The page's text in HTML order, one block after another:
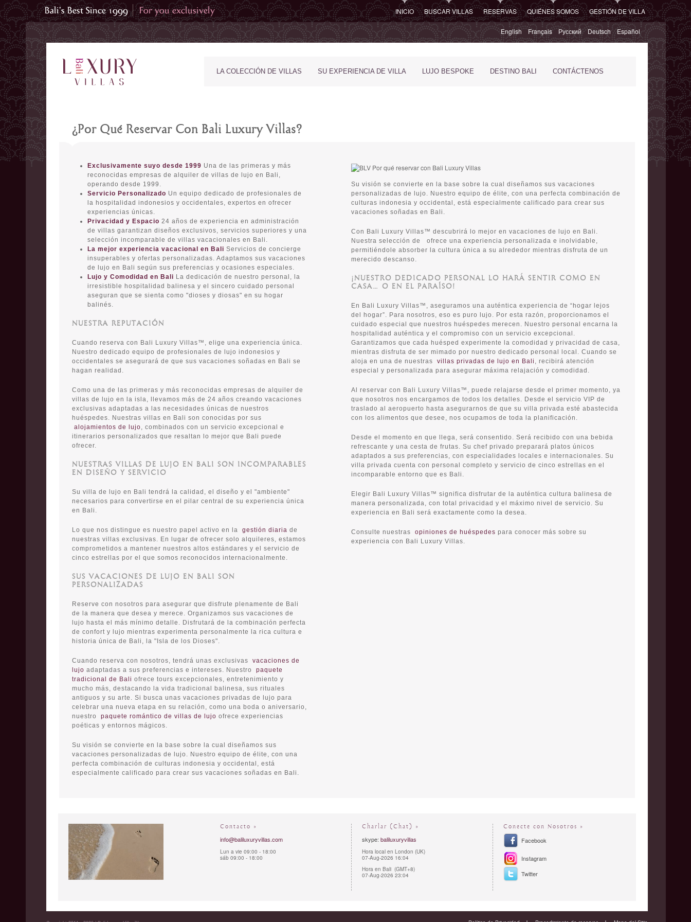
INICIO BUSCAR VILLAS RESERVAS QUIÉNES SOMOS GESTIÓN DE VILLA
English Français Русский Deutsch Español
LA COLECCIÓN DE VILLAS SU EXPERIENCIA DE VILLA LUJO BESPOKE DESTINO BALI CONTÁCTENOS
¿Por Qué Reservar Con Bali Luxury Villas?
Exclusivamente suyo desde 1999 Una de las primeras y más
reconocidas empresas de alquiler de villas de lujo en Bali,
operando desde 1999.
Servicio Personalizado Un equipo dedicado de profesionales de
la hospitalidad indonesios y occidentales, expertos en ofrecer
experiencias únicas.
Privacidad y Espacio 24 años de experiencia en administración
de villas garantizan diseños exclusivos, servicios superiores y una
selección incomparable de villas vacacionales en Bali.
La mejor experiencia vacacional en Bali Servicios de concierge
insuperables y ofertas personalizadas. Adaptamos sus vacaciones
de lujo en Bali según sus preferencias y ocasiones especiales.
Lujo y Comodidad en Bali La dedicación de nuestro personal, la
irresistible hospitalidad balinesa y el sincero cuidado personal
aseguran que se sienta como "dioses y diosas" en su hogar
balinés.
NUESTRA REPUTACIÓN
Cuando reserva con Bali Luxury Villas™, elige una experiencia única.
Nuestro dedicado equipo de profesionales de lujo indonesios y
occidentales se asegurará de que sus vacaciones soñadas en Bali se
hagan realidad.
Como una de las primeras y más reconocidas empresas de alquiler de
villas de lujo en la isla, llevamos más de 24 años creando vacaciones
exclusivas adaptadas a las necesidades únicas de nuestros
huéspedes. Nuestras villas en Bali son conocidas por sus
alojamientos de lujo, combinados con un servicio excepcional e
itinerarios personalizados que resaltan lo mejor que Bali puede
ofrecer.
NUESTRAS VILLAS DE LUJO EN BALI SON INCOMPARABLES
EN DISEÑO Y SERVICIO
Su villa de lujo en Bali tendrá la calidad, el diseño y el "ambiente"
necesarios para convertirse en el pilar central de su experiencia única
en Bali.
Lo que nos distingue es nuestro papel activo en la gestión diaria de
nuestras villas exclusivas. En lugar de ofrecer solo alquileres, estamos
comprometidos a mantener nuestros altos estándares y el servicio de
cinco estrellas por el que somos reconocidos internacionalmente.
SUS VACACIONES DE LUJO EN BALI SON
PERSONALIZADAS
Reserve con nosotros para asegurar que disfrute plenamente de Bali
de la manera que desea y merece. Organizamos sus vacaciones de
lujo hasta el más mínimo detalle. Disfrutará de la combinación perfecta
de confort y lujo mientras experimenta personalmente la rica cultura e
historia única de Bali, la "Isla de los Dioses".
Cuando reserva con nosotros, tendrá unas exclusivas vacaciones de
lujo adaptadas a sus preferencias e intereses. Nuestro paquete
tradicional de Bali ofrece tours excepcionales, entretenimiento y
mucho más, destacando la vida tradicional balinesa, sus rituales
antiguos y su arte. Si busca unas vacaciones privadas de lujo para
celebrar una nueva etapa en su relación, como una boda o aniversario,
nuestro paquete romántico de villas de lujo ofrece experiencias
poéticas y entornos mágicos.
Su visión se convierte en la base sobre la cual diseñamos sus
vacaciones personalizadas de lujo. Nuestro equipo de élite, con una
perfecta combinación de culturas indonesia y occidental, está
especialmente calificado para crear sus vacaciones soñadas en Bali.
Su visión se convierte en la base sobre la cual diseñamos sus vacaciones
personalizadas de lujo. Nuestro equipo de élite, con una perfecta combinación de
culturas indonesia y occidental, está especialmente calificado para crear sus
vacaciones soñadas en Bali.
Con Bali Luxury Villas™ descubrirá lo mejor en vacaciones de lujo en Bali.
Nuestra selección de
ofrece una experiencia personalizada e inolvidable,
permitiéndole absorber la cultura única a su alrededor mientras disfruta de un
merecido descanso.
¡NUESTRO DEDICADO PERSONAL LO HARÁ SENTIR COMO EN
CASA… O EN EL PARAÍSO!
En Bali Luxury Villas™, aseguramos una auténtica experiencia de “hogar lejos
del hogar”. Para nosotros, eso es puro lujo. Por esta razón, proporcionamos el
cuidado especial que nuestros huéspedes merecen. Nuestro personal encarna la
hospitalidad auténtica y el compromiso con un servicio excepcional.
Garantizamos que cada huésped experimente la comodidad y privacidad de casa,
mientras disfruta de ser mimado por nuestro dedicado personal local. Cuando se
aloja en una de nuestrasvillas privadas de lujo en Bali , recibirá atención
especial y personalizada para asegurar máxima relajación y comodidad.
Al reservar con Bali Luxury Villas™, puede relajarse desde el primer momento, ya
que nosotros nos encargamos de todos los detalles. Desde el servicio VIP de
traslado al aeropuerto hasta asegurarnos de que su villa privada esté abastecida
con los alimentos que desee, nos ocupamos de toda la planificación.
Desde el momento en que llega, será consentido. Será recibido con una bebida
refrescante y una cesta de frutas. Su chef privado preparará platos únicos
adaptados a sus preferencias, con especialidades locales e internacionales. Su
villa privada cuenta con personal completo y servicio de cinco estrellas en el
incomparable entorno que es Bali.
Elegir Bali Luxury Villas™ significa disfrutar de la auténtica cultura balinesa de
manera personalizada, con total privacidad y el máximo nivel de servicio. Su
experiencia en Bali será exactamente como la desea.
Consulte nuestrasopiniones de huéspedes para conocer más sobre su
experiencia con Bali Luxury Villas.
Contacto »
info@baliluxuryvillas.com
Lun a vie 09:00 - 18:00
sáb 09:00 - 18:00
Charlar (Chat) »
skype: baliluxuryvillas
Hora local en London (UK)
07-Aug-2026 16:04
Hora en Bali (GMT+8)
07-Aug-2026 23:04
Conecte con Nosotros »
Facebook
Instagram
Twitter